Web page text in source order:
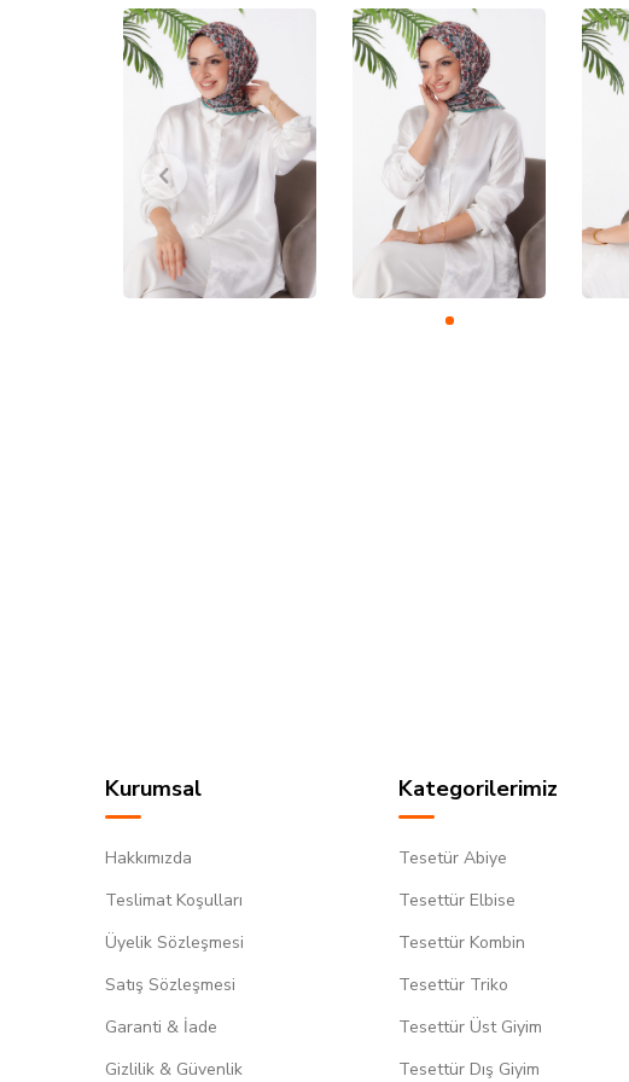
Kurumsal
Hakkımızda
Teslimat Koşulları
Üyelik Sözleşmesi
Satış Sözleşmesi
Garanti & İade
Gizlilik & Güvenlik
Kategorilerimiz
Tesetür Abiye
Tesettür Elbise
Tesettür Kombin
Tesettür Triko
Tesettür Üst Giyim
Tesettür Dış Giyim